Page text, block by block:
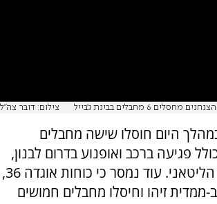
6 מחבלים בבינת ג'בייל צילום: דובר צה"ל
היום חוסלו שישה מחבלים
פגיעה ברכב ואופנוע בדרום לבנון,
וכן תקיפות באזור הליטאני. עוד נמסר כי כוחות אוגדה 36,
ממדית זיהו וחיסלו מחבלים חמושים